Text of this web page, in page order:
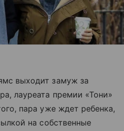
выходит замуж за
лауреата премии «Тони»
пара уже ждет ребенка,
на собственные